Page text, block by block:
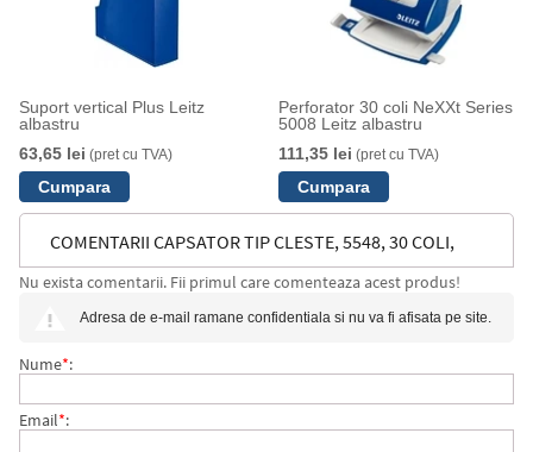
Suport vertical Plus Leitz
albastru
63,65 lei (pret cu TVA)
Perforator 30 coli NeXXt Series
5008 Leitz albastru
111,35 lei (pret cu TVA)
COMENTARII CAPSATOR TIP CLESTE, 5548, 30 COLI,
LEITZ
Nu exista comentarii. Fii primul care comenteaza acest produs!
Adresa de e-mail ramane confidentiala si nu va fi afisata pe site.
Nume*:
Email*: